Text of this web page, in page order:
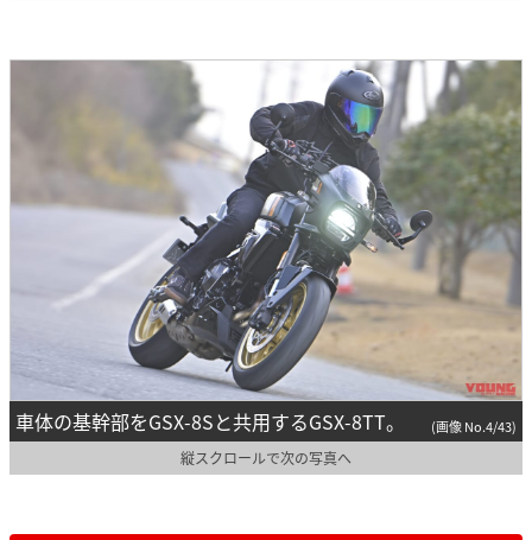
車体の基幹部をGSX-8Sと共用するGSX-8TT。 (画像 No.4/43)
縦スクロールで次の写真へ